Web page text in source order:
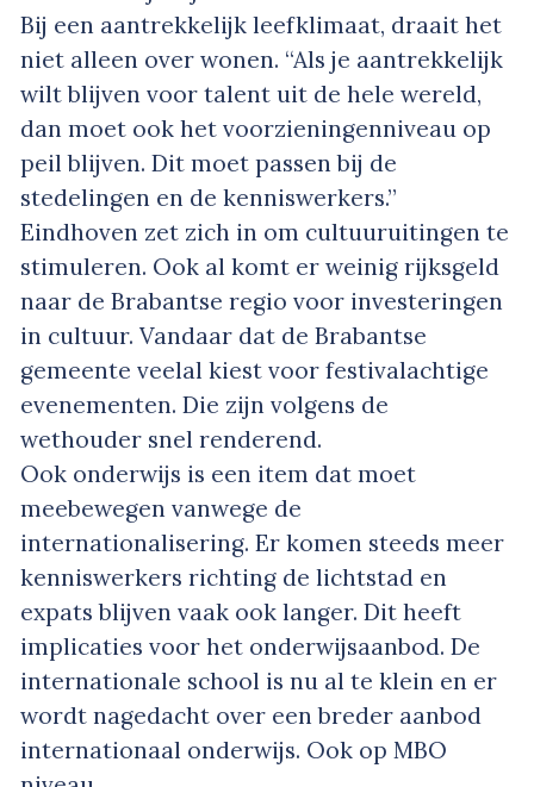
Bij een aantrekkelijk leefklimaat, draait het
niet alleen over wonen. “Als je aantrekkelijk
wilt blijven voor talent uit de hele wereld,
dan moet ook het voorzieningenniveau op
peil blijven. Dit moet passen bij de
stedelingen en de kenniswerkers.”
Eindhoven zet zich in om cultuuruitingen te
stimuleren. Ook al komt er weinig rijksgeld
naar de Brabantse regio voor investeringen
in cultuur. Vandaar dat de Brabantse
gemeente veelal kiest voor festivalachtige
evenementen. Die zijn volgens de
wethouder snel renderend.
Ook onderwijs is een item dat moet
meebewegen vanwege de
internationalisering. Er komen steeds meer
kenniswerkers richting de lichtstad en
expats blijven vaak ook langer. Dit heeft
implicaties voor het onderwijsaanbod. De
internationale school is nu al te klein en er
wordt nagedacht over een breder aanbod
internationaal onderwijs. Ook op MBO